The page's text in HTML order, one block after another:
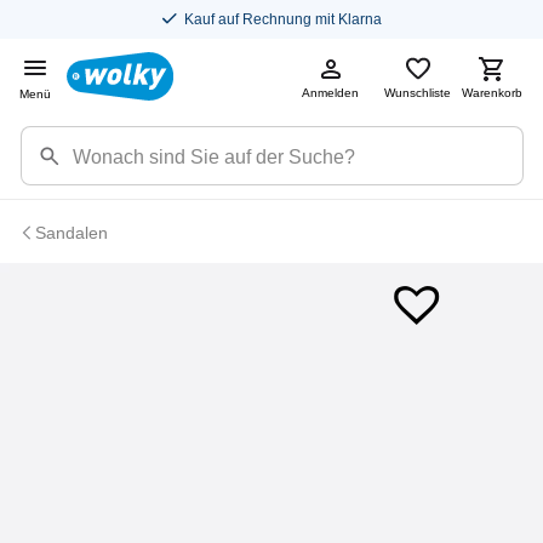
Kauf auf Rechnung mit Klarna
Menü Anmelden Wunschliste Warenkorb
Sandalen